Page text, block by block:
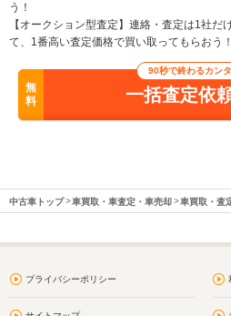
う！
【オークション型査定】連絡・査定は1社だ
て、1番高い査定価格で買い取ってもらおう！
無
料
90秒で終わるカン
一括査定依
中古車トップ 車買取・車査定・車売却 車買取・査
プライバシーポリシー